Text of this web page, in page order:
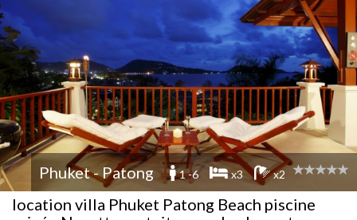
Phuket - Patong 1 -6 x3 x2
location villa Phuket Patong Beach piscine